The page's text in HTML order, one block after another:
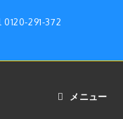
291-372
メニュー